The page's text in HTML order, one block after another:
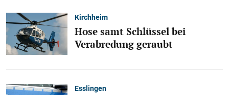
Kirchheim
Hose samt Schlüssel bei
Verabredung geraubt
Esslingen